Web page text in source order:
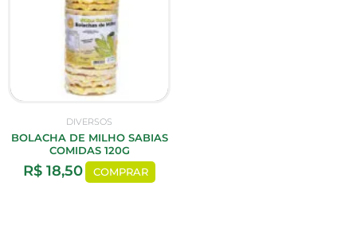
DIVERSOS
BOLACHA DE MILHO SABIAS
COMIDAS 120G
R$18,50 COMPRAR